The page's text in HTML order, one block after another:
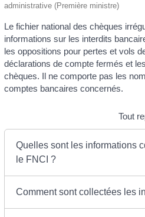
administrative (Première ministre)
Le fichier national des chèques
informations sur les interdits
les oppositions pour pertes et vols
déclarations de compte fermés et
chèques. Il ne comporte pas les
comptes bancaires concernés.
Tout
Quelles sont les informations
le FNCI ?
Comment sont collectées les